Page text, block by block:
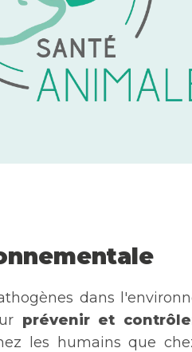
dans
prévenir et
les humains que